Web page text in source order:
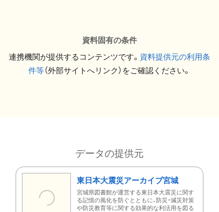
資料固有の条件
連携機関が提供するコンテンツです。 資料提供元の利用条
件等（外部サイトへリンク）をご確認ください。
データの提供元
東日本大震災アーカイブ宮城
宮城県図書館が運営する東日本大震災に関す
る記憶の風化を防ぐとともに、防災・減災対策
や防災教育等に関する効果的な利活用を図る